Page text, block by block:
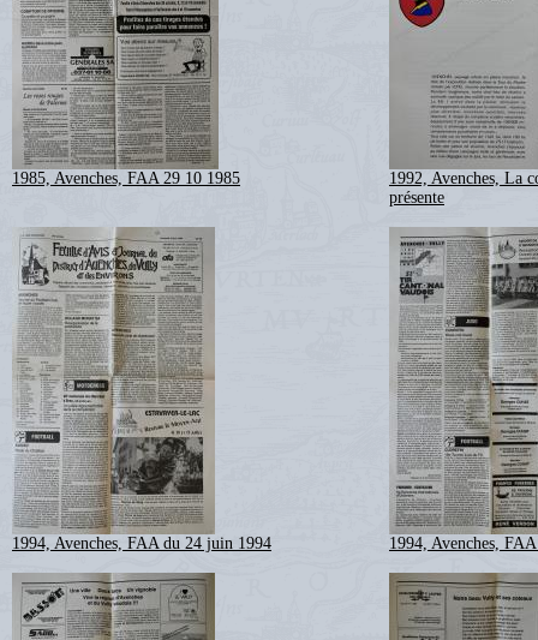
1985, Avenches, FAA 29 10 1985
1992, Avenches, La
présente
1994, Avenches, FAA du 24 juin 1994 1994, Avenches,